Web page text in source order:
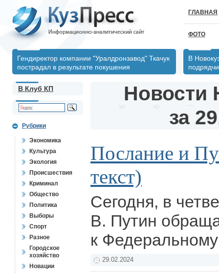
ГЛАВНАЯ
ФОТО
Гендиректор компании "Уралдронзавод" Ткачук
пострадал в результате покушения
В
В Клуб КП
Рубрики
Экономика
Культура
Экология
Происшествия
Криминал
Общество
Политика
Выборы
Спорт
Разное
Городское
хозяйство
Новации
Новости
за
Послание и
текст)
Сегодня, в
В. Путин
к
29.02.2024